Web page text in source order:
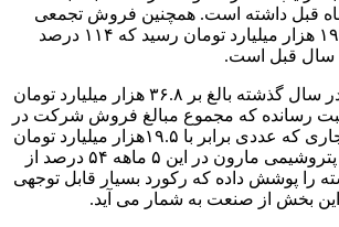
ماه قبل داشته است. همچنین فروش تجمعی
شرکت تا مرداد به ١٩.۵ هزار میلیارد تومان رسید که ١١۴ درصد
گفتنی است شرکت در سال گذشته بالغ بر ٣۶.٨ هزار میلیارد تومان
که مجموع مبالغ فروش شرکت در
۵ ماهه ابتدایی سال جاری که عددی برابر با ١٩.۵هزار میلیارد تومان
حکایت از آن دارد که پتروشیمی مارون در این ۵ ماهه ۵۴ درصد از
که رکورد بسیار قابل توجهی
صنعت به شمار می آید.